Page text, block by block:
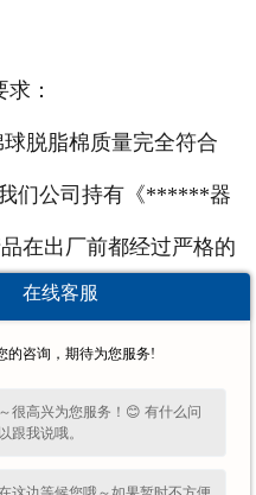
：
脱脂棉质量完全符合
们公司持有《******器
在出厂前都经过严格的
该柔软、洁白、无
物。
们会以******的服务
在线客服
的咨询，期待为您服务!
很高兴为您服务！😊 有什么问
跟我说哦。